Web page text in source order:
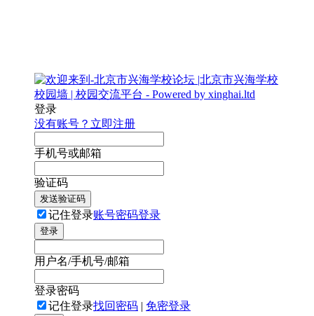
登录
没有账号？立即注册
手机号或邮箱
验证码
发送验证码
记住登录账号密码登录
登录
用户名/手机号/邮箱
登录密码
记住登录找回密码 | 免密登录